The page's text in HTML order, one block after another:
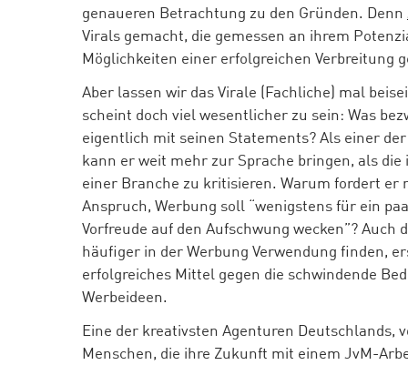
genaueren Betrachtung zu den Gründen. Denn
Virals gemacht, die gemessen an ihrem
Möglichkeiten einer erfolgreichen Verbreitung
Aber lassen wir das Virale (Fachliche) mal
scheint doch viel wesentlicher zu sein: Was
eigentlich mit seinen Statements? Als einer
kann er weit mehr zur Sprache bringen, als
einer Branche zu kritisieren. Warum fordert er
Anspruch, Werbung soll “wenigstens für ein
Vorfreude auf den Aufschwung wecken”? Auch
häufiger in der Werbung Verwendung finden,
erfolgreiches Mittel gegen die schwindende
Werbeideen.
Eine der kreativsten Agenturen Deutschlands,
Menschen, die ihre Zukunft mit einem JvM-